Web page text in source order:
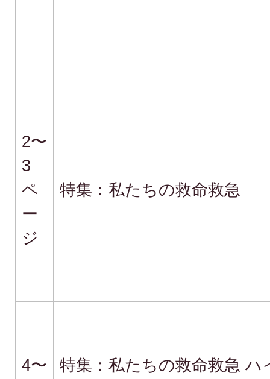
2〜
3
ペ
ー
ジ
特集：私たちの救命救急
4〜
特集：私たちの救命救急 ハ